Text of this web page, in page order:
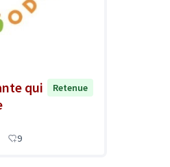
qui
Retenue
9